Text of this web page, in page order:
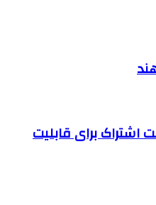
اشتراک برای قابلیت